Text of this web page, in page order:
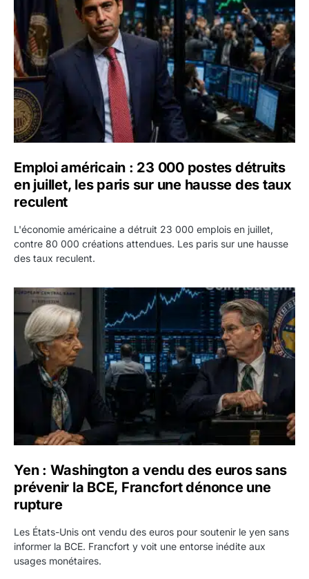
Emploi américain : 23 000 postes détruits
en juillet, les paris sur une hausse des taux
reculent
L'économie américaine a détruit 23 000 emplois en juillet,
contre 80 000 créations attendues. Les paris sur une hausse
des taux reculent.
Yen : Washington a vendu des euros sans prévenir la
Yen : Washington a vendu des euros sans
prévenir la BCE, Francfort dénonce une
rupture
Les États-Unis ont vendu des euros pour soutenir le yen sans
informer la BCE. Francfort y voit une entorse inédite aux
usages monétaires.